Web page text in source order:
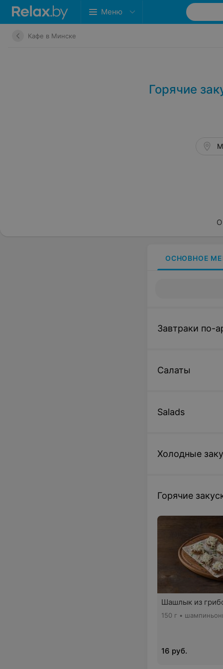
Меню
Кафе в Минске
Горячие
О
ОСНОВНОЕ
Завтраки по-
Салаты
Salads
Холодные
Горячие
Шашлык из
150 г •
16 руб.